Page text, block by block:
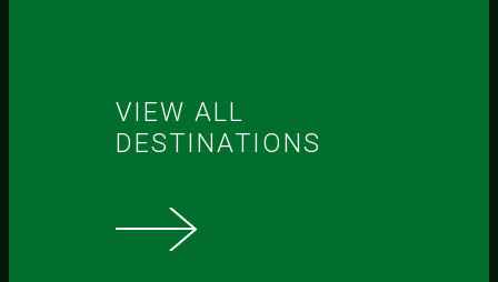
VIEW ALL
DESTINATIONS